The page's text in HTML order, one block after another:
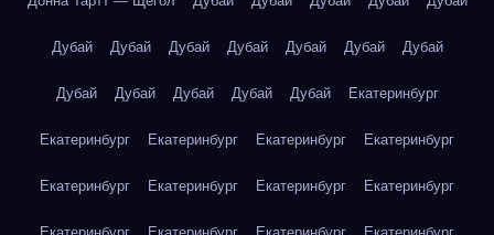
Дубай Дубай Дубай Дубай Дубай Дубай Дубай
Дубай Дубай Дубай Дубай Дубай Екатеринбург
Екатеринбург Екатеринбург Екатеринбург Екатеринбург
Екатеринбург Екатеринбург Екатеринбург Екатеринбург